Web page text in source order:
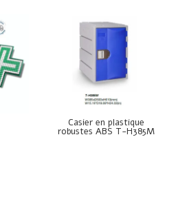
Casier en plastique
robustes ABS T-H385M